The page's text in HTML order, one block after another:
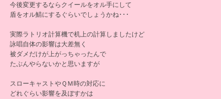
今後変更するならクイールをオル手にして
盾をオル鯖にするぐらいでしょうかね･･･
実際ラトリオ計算機で机上の計算しましたけど
詠唱自体の影響は大差無く
被ダメだけが上がっちゃったんで
たぶんやらないかと思いますが
スローキャストやＱＭ時の対応に
どれぐらい影響を及ぼすかは